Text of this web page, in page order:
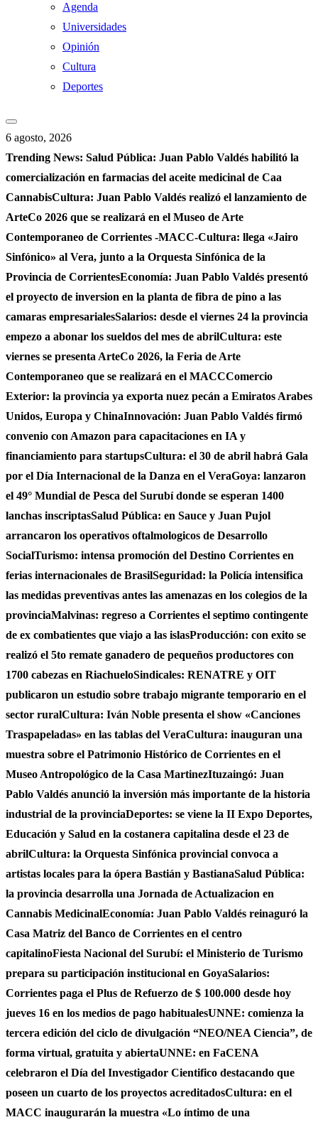
Agenda
Universidades
Opinión
Cultura
Deportes
6 agosto, 2026
Trending News: Salud Pública: Juan Pablo Valdés habilitó la
comercialización en farmacias del aceite medicinal de Caa
CannabisCultura: Juan Pablo Valdés realizó el lanzamiento de
ArteCo 2026 que se realizará en el Museo de Arte
Contemporaneo de Corrientes -MACC-Cultura: llega «Jairo
Sinfónico» al Vera, junto a la Orquesta Sinfónica de la
Provincia de CorrientesEconomía: Juan Pablo Valdés presentó
el proyecto de inversion en la planta de fibra de pino a las
camaras empresarialesSalarios: desde el viernes 24 la provincia
empezo a abonar los sueldos del mes de abrilCultura: este
viernes se presenta ArteCo 2026, la Feria de Arte
Contemporaneo que se realizará en el MACCComercio
Exterior: la provincia ya exporta nuez pecán a Emiratos Arabes
Unidos, Europa y ChinaInnovación: Juan Pablo Valdés firmó
convenio con Amazon para capacitaciones en IA y
financiamiento para startupsCultura: el 30 de abril habrá Gala
por el Día Internacional de la Danza en el VeraGoya: lanzaron
el 49° Mundial de Pesca del Surubí donde se esperan 1400
lanchas inscriptasSalud Pública: en Sauce y Juan Pujol
arrancaron los operativos oftalmologicos de Desarrollo
SocialTurismo: intensa promoción del Destino Corrientes en
ferias internacionales de BrasilSeguridad: la Policía intensifica
las medidas preventivas antes las amenazas en los colegios de la
provinciaMalvinas: regreso a Corrientes el septimo contingente
de ex combatientes que viajo a las islasProducción: con exito se
realizó el 5to remate ganadero de pequeños productores con
1700 cabezas en RiachueloSindicales: RENATRE y OIT
publicaron un estudio sobre trabajo migrante temporario en el
sector ruralCultura: Iván Noble presenta el show «Canciones
Traspapeladas» en las tablas del VeraCultura: inauguran una
muestra sobre el Patrimonio Histórico de Corrientes en el
Museo Antropológico de la Casa MartinezItuzaingó: Juan
Pablo Valdés anunció la inversión más importante de la historia
industrial de la provinciaDeportes: se viene la II Expo Deportes,
Educación y Salud en la costanera capitalina desde el 23 de
abrilCultura: la Orquesta Sinfónica provincial convoca a
artistas locales para la ópera Bastián y BastianaSalud Pública:
la provincia desarrolla una Jornada de Actualizacion en
Cannabis MedicinalEconomía: Juan Pablo Valdés reinaguró la
Casa Matriz del Banco de Corrientes en el centro
capitalinoFiesta Nacional del Surubí: el Ministerio de Turismo
prepara su participación institucional en GoyaSalarios:
Corrientes paga el Plus de Refuerzo de $ 100.000 desde hoy
jueves 16 en los medios de pago habitualesUNNE: comienza la
tercera edición del ciclo de divulgación “NEO/NEA Ciencia”, de
forma virtual, gratuita y abiertaUNNE: en FaCENA
celebraron el Día del Investigador Cientifico destacando que
poseen un cuarto de los proyectos acreditadosCultura: en el
MACC inaugurarán la muestra «Lo íntimo de una